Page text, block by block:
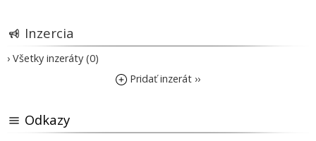
Inzercia
› Všetky inzeráty (0)
Pridať inzerát ››
Odkazy